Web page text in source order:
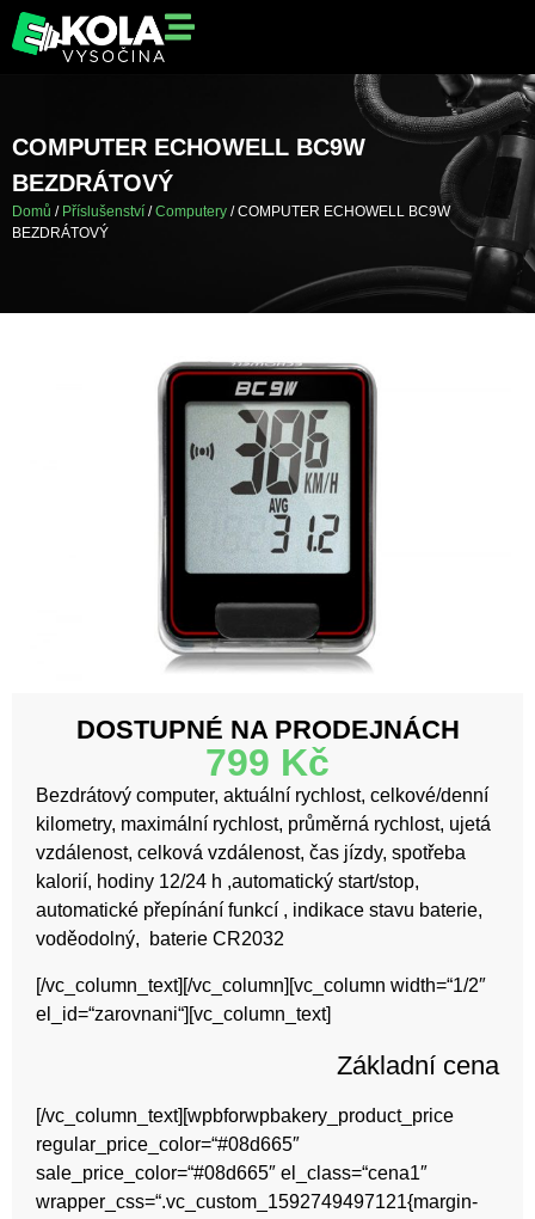
COMPUTER ECHOWELL BC9W
BEZDRÁTOVÝ
Domů / Příslušenství /Computery / COMPUTER ECHOWELL BC9W
BEZDRÁTOVÝ
DOSTUPNÉ NA PRODEJNÁCH
799 Kč
Bezdrátový computer, aktuální rychlost, celkové/denní
kilometry, maximální rychlost, průměrná rychlost, ujetá
vzdálenost, celková vzdálenost, čas jízdy, spotřeba
kalorií, hodiny 12/24 h ,automatický start/stop,
automatické přepínání funkcí , indikace stavu baterie,
voděodolný, baterie CR2032
[/vc_column_text][/vc_column][vc_column width=“1/2″
el_id=“zarovnani“][vc_column_text]
Základní cena
[/vc_column_text][wpbforwpbakery_product_price
regular_price_color=“#08d665″
sale_price_color=“#08d665″ el_class=“cena1″
wrapper_css=“.vc_custom_1592749497121{margin-